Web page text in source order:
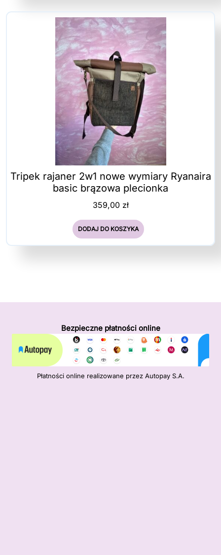
Tripek rajaner 2w1 nowe wymiary Ryanaira
basic brązowa plecionka
359,00 zł
DODAJ DO KOSZYKA
Bezpieczne płatności online
Płatności online realizowane przez Autopay S.A.